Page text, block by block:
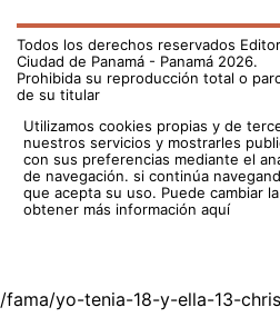
Todos los derechos reservados
Ciudad de Panamá - Panamá 2026.
Prohibida su reproducción total o
de su titular
Utilizamos cookies propias y de
nuestros servicios y mostrarles
con sus preferencias mediante el
de navegación. si continúa
que acepta su uso. Puede cambiar
obtener más información aquí
/fama/yo-tenia-18-y-ella-13-